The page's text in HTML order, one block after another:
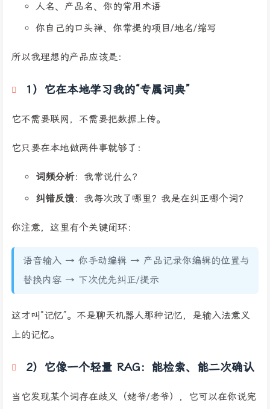
人名、产品名、你的常用术语
你自己的口头禅、你常提的项目/地名/缩写
所以我理想的产品应该是：
1）它在本地学习我的“专属词典”
它不需要联网，不需要把数据上传。
它只要在本地做两件事就够了：
词频分析：我常说什么？
纠错反馈：我每次改了哪里？我是在纠正哪个词？
你注意，这里有个关键闭环：
语音输入 → 你手动编辑 → 产品记录你编辑的位置与
替换内容 → 下次优先纠正/提示
这才叫“记忆”。不是聊天机器人那种记忆，是输入法意义
上的记忆。
2）它像一个轻量 RAG：能检索、能二次确认
当它发现某个词存在歧义（姥爷/老爷），它可以在你说完